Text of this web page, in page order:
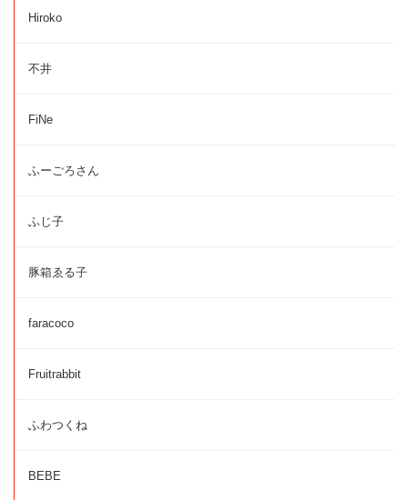
Hiroko
不井
FiNe
ふーごろさん
ふじ子
豚箱ゑる子
faracoco
Fruitrabbit
ふわつくね
BEBE